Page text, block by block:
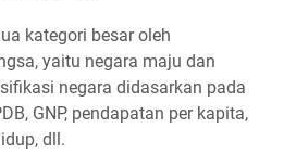
kategori besar oleh
yaitu negara maju dan
negara didasarkan pada
GNP, pendapatan per kapita,
dll.